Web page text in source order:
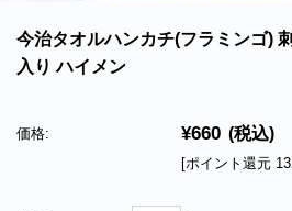
今治タオルハンカチ(フラミンゴ)
入り ハイメン
価格: ¥660 (税込)
[ポイント還元